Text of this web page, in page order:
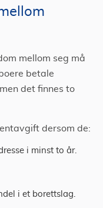
mellom seg må
betale
det finnes to
dersom de:
i minst to år.
i et borettslag.